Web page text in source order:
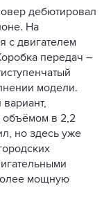
дебютировал
На
с двигателем
передач –
модели.
объёмом в 2,2
но здесь уже
мощную